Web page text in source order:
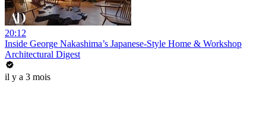
20:12
Inside George Nakashima’s Japanese-Style Home & Workshop
Architectural Digest
il y a 3 mois